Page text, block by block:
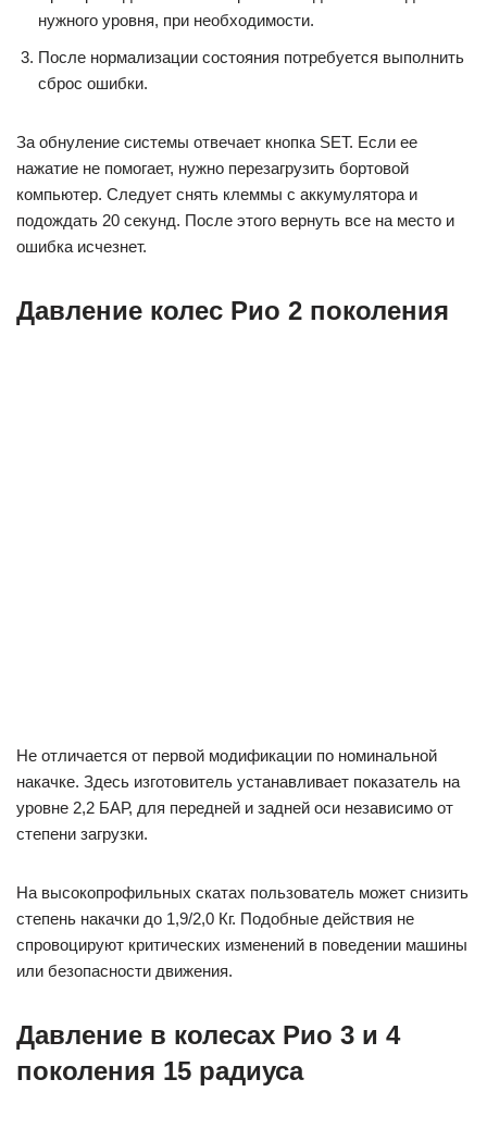
нужного уровня, при необходимости.
После нормализации состояния потребуется выполнить
сброс ошибки.
За обнуление системы отвечает кнопка SET. Если ее
нажатие не помогает, нужно перезагрузить бортовой
компьютер. Следует снять клеммы с аккумулятора и
подождать 20 секунд. После этого вернуть все на место и
ошибка исчезнет.
Давление колес Рио 2 поколения
Не отличается от первой модификации по номинальной
накачке. Здесь изготовитель устанавливает показатель на
уровне 2,2 БАР, для передней и задней оси независимо от
степени загрузки.
На высокопрофильных скатах пользователь может снизить
степень накачки до 1,9/2,0 Кг. Подобные действия не
спровоцируют критических изменений в поведении машины
или безопасности движения.
Давление в колесах Рио 3 и 4
поколения 15 радиуса